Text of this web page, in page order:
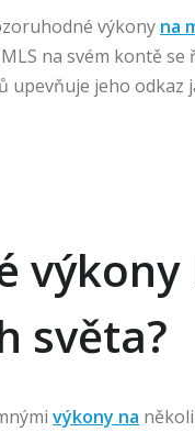
výkony na
na svém kontě
jeho
světa?
výkony na